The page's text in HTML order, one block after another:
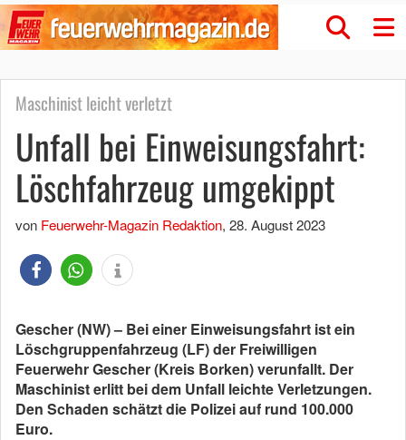
Maschinist leicht verletzt
Unfall bei Einweisungsfahrt:
Löschfahrzeug umgekippt
von Feuerwehr-Magazin Redaktion, 28. August 2023
Gescher (NW) – Bei einer Einweisungsfahrt ist ein
Löschgruppenfahrzeug (LF) der Freiwilligen
Feuerwehr Gescher (Kreis Borken) verunfallt. Der
Maschinist erlitt bei dem Unfall leichte Verletzungen.
Den Schaden schätzt die Polizei auf rund 100.000
Euro.